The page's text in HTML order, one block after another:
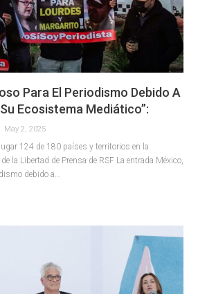
Para El Periodismo Debido A
Ecosistema Mediático”:
May 2, 2025
124 de 180 países y territorios en la
la Libertad de Prensa de RSF La entrada México,
debido a…